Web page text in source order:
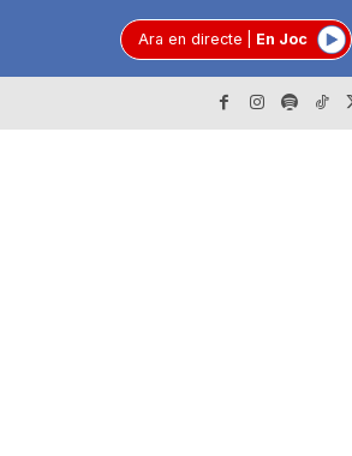
Ara en directe En Joc